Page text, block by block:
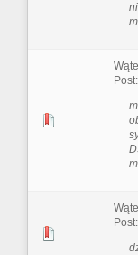
Post:
Post: